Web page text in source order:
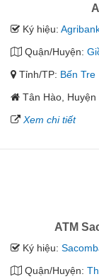
Ký hiệu:
Quận/Huyện:
Tỉnh/TP: Bến Tre
Tân Hào,
Xem chi tiết
ATM
Ký hiệu:
Quận/Huyện: